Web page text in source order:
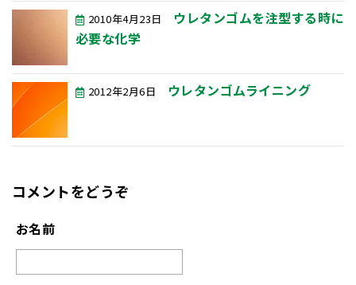
2010年4月23日
ウレタンゴムを注型する時に
必要な化学
2012年2月6日 ウレタンゴムライニング
コメントをどうぞ
お名前